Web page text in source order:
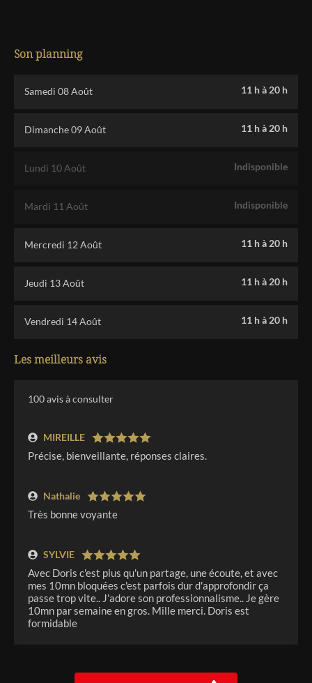
Son planning
Samedi 08 Août 11 hà 20 h
Dimanche 09 Août 11 hà 20 h
Lundi 10 Août Indisponible
Mardi 11 Août Indisponible
Mercredi 12 Août 11 hà 20 h
Jeudi 13 Août 11 hà 20 h
Vendredi 14 Août 11 hà 20 h
Les meilleurs avis
100avis à consulter
MIREILLE
Précise, bienveillante, réponses claires.
Nathalie
Très bonne voyante
SYLVIE
Avec Doris c'est plus qu'un partage, une écoute, et avec
mes 10mn bloquées c'est parfois dur d'approfondir ça
passe trop vite.. J'adore son professionnalisme.. Je gère
10mn par semaine en gros. Mille merci. Doris est
formidable